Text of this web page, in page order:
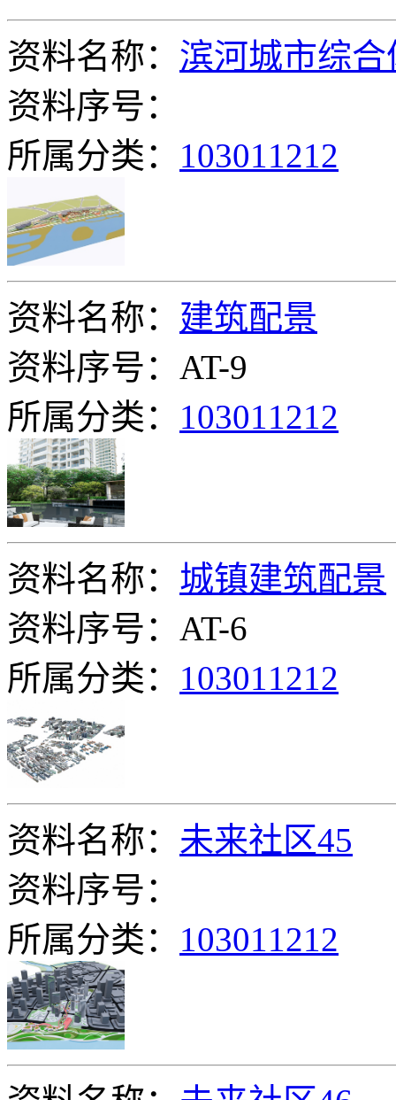
资料名称： 滨河城市综合
资料序号：
所属分类： 103011212
资料名称： 建筑配景
资料序号：AT-9
所属分类： 103011212
资料名称： 城镇建筑配景
资料序号：AT-6
所属分类： 103011212
资料名称： 未来社区45
资料序号：
所属分类： 103011212